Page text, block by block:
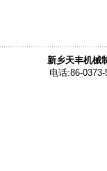
新乡天丰机械
电话:86-